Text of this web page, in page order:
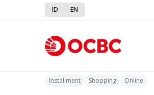
ID EN
Kembali ke Promo
Installment Shopping Online